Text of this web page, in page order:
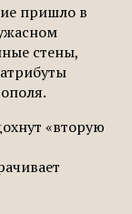
пришло в
стены,
«вторую